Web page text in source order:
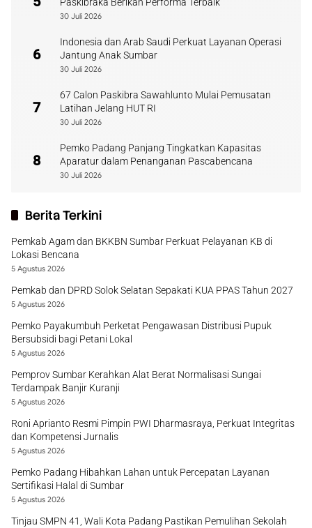
30 Juli 2026
6
Indonesia dan Arab Saudi Perkuat Layanan Operasi
Jantung Anak Sumbar
30 Juli 2026
7
67 Calon Paskibra Sawahlunto Mulai Pemusatan
Latihan Jelang HUT RI
30 Juli 2026
8
Pemko Padang Panjang Tingkatkan Kapasitas
Aparatur dalam Penanganan Pascabencana
30 Juli 2026
Berita Terkini
Pemkab Agam dan BKKBN Sumbar Perkuat Pelayanan KB di
Lokasi Bencana
5 Agustus 2026
Pemkab dan DPRD Solok Selatan Sepakati KUA PPAS Tahun 2027
5 Agustus 2026
Pemko Payakumbuh Perketat Pengawasan Distribusi Pupuk
Bersubsidi bagi Petani Lokal
5 Agustus 2026
Pemprov Sumbar Kerahkan Alat Berat Normalisasi Sungai
Terdampak Banjir Kuranji
5 Agustus 2026
Roni Aprianto Resmi Pimpin PWI Dharmasraya, Perkuat Integritas
dan Kompetensi Jurnalis
5 Agustus 2026
Pemko Padang Hibahkan Lahan untuk Percepatan Layanan
Sertifikasi Halal di Sumbar
5 Agustus 2026
Tinjau SMPN 41, Wali Kota Padang Pastikan Pemulihan Sekolah